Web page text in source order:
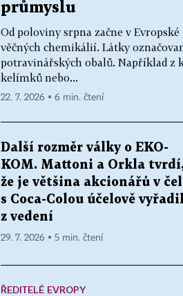
průmyslu
Od poloviny srpna začne v
věčných chemikálií. Látky
potravinářských obalů. Například z
kelímků nebo...
22. 7. 2026 ▪ 6 min. čtení
Další rozměr války o EKO-
KOM. Mattoni a Orkla
že je většina akcionářů v
s Coca-Colou účelově
z vedení
29. 7. 2026 ▪ 5 min. čtení
ŘEDITELÉ EVROPY